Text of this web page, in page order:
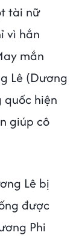
tài nữ
vì hắn
mắn
Lê (Dương
quốc hiện
giúp cô
Lê bị
được
Phi